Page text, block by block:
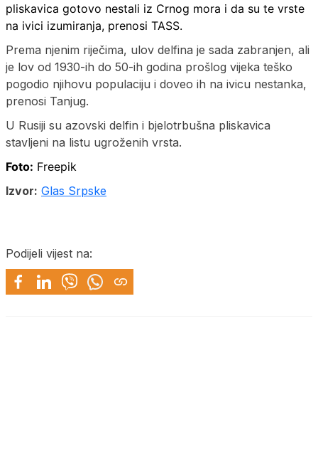
pliskavica gotovo nestali iz Crnog mora i da su te vrste
na ivici izumiranja, prenosi TASS.
Prema njenim riječima, ulov delfina je sada zabranjen, ali
je lov od 1930-ih do 50-ih godina prošlog vijeka teško
pogodio njihovu populaciju i doveo ih na ivicu nestanka,
prenosi Tan‌jug.
U Rusiji su azovski delfin i bjelotrbušna pliskavica
stavljeni na listu ugroženih vrsta.
Foto: Freepik
Izvor: Glas Srpske
Podijeli vijest na: